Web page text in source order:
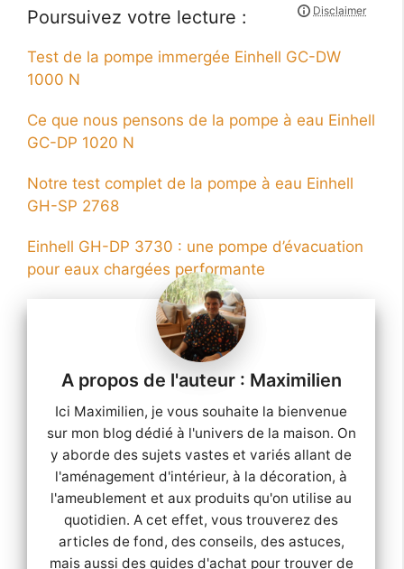
Poursuivez votre lecture :
Test de la pompe immergée Einhell GC-DW
1000 N
Ce que nous pensons de la pompe à eau Einhell
GC-DP 1020 N
Notre test complet de la pompe à eau Einhell
GH-SP 2768
Einhell GH-DP 3730 : une pompe d’évacuation
pour eaux chargées performante
Maximilien
Ici Maximilien, je vous souhaite la bienvenue
sur mon blog dédié à l'univers de la maison. On
y aborde des sujets vastes et variés allant de
l'aménagement d'intérieur, à la décoration, à
l'ameublement et aux produits qu'on utilise au
quotidien. A cet effet, vous trouverez des
articles de fond, des conseils, des astuces,
mais aussi des guides d'achat pour trouver de